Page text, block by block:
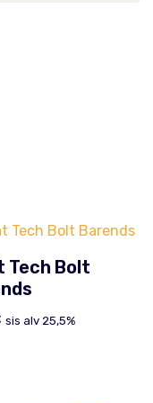
Tech Bolt
sis alv 25,5%